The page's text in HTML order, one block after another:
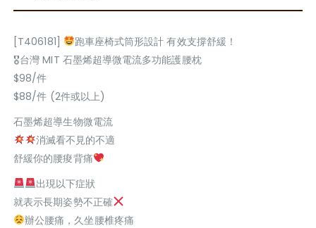
[T406181]
跑車座椅式筒形設計 有效支撐舒緩！
🎖台灣 MIT 石墨烯超導微電流多功能護腰枕
$98/件
$88/件 (2件或以上)
石墨烯超導生物微電流
消滅看不見的不適
舒緩你的腰痠背痛
出現以下症狀
就表示長期姿勢不正確
辦公腰痛，久坐腰椎疼痛